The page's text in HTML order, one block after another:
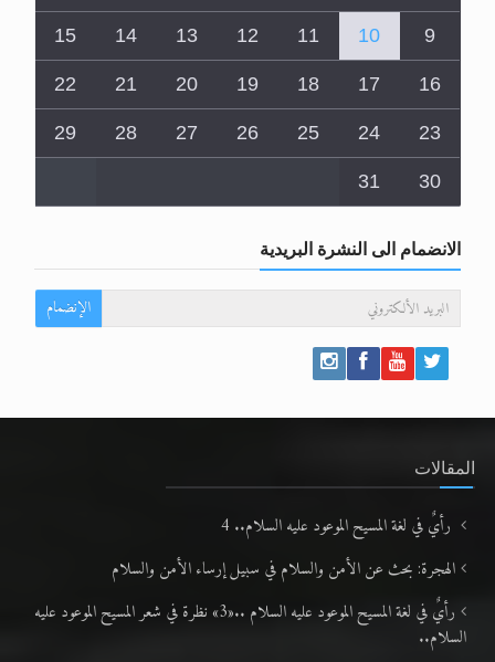
9
10
11
12
13
14
15
16
17
18
19
20
21
22
23
24
25
26
27
28
29
30
31
الانضمام الى النشرة البريدية
الإنضمام
المقالات
رأيٌ في لغة المسيح الموعود عليه السلام.. 4
الهجرة: بحث عن الأمن والسلام في سبيل إرساء الأمن والسلام
رأيٌ في لغة المسيح الموعود عليه السلام ..«3» نظرة في شعر المسيح الموعود عليه
السلام..